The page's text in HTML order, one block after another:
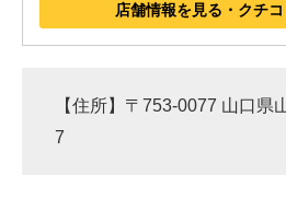
店舗情報を見る・クチ
【住所】〒753-0077 山口県
7